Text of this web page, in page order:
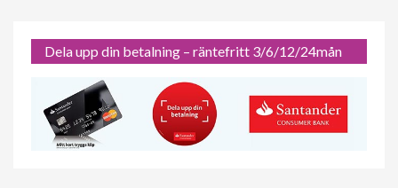
Dela upp din betalning – räntefritt 3/6/12/24mån